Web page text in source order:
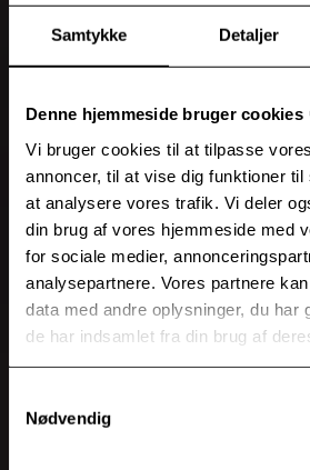
Samtykke Detaljer
Denne hjemmeside bruger cookies
Vi bruger cookies til at tilpasse
annoncer, til at vise dig funktioner
at analysere vores trafik. Vi deler
din brug af vores hjemmeside med
for sociale medier,
analysepartnere. Vores partnere
data med andre oplysninger, du har
de har indsamlet fra din brug af
Nødvendig